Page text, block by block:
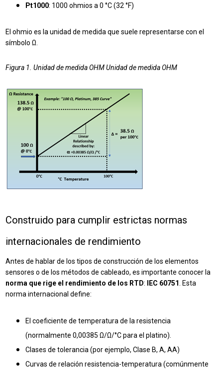
Pt1000: 1000 ohmios a 0 °C (32 °F)
El ohmio es la unidad de medida que suele representarse con el
símbolo Ω.
Figura 1. Unidad de medida OHM Unidad de medida OHM
Construido para cumplir estrictas normas
internacionales de rendimiento
Antes de hablar de los tipos de construcción de los elementos
sensores o de los métodos de cableado, es importante conocer la
norma que rige el rendimiento de los RTD: IEC 60751
. Esta
norma internacional define:
El coeficiente de temperatura de la resistencia
(normalmente 0,00385 Ω/Ω/°C para el platino).
Clases de tolerancia (por ejemplo, Clase B, A, AA)
Curvas de relación resistencia-temperatura (comúnmente